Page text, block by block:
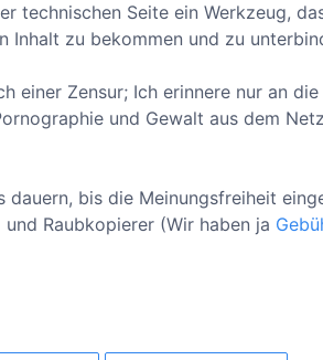
technischen Seite ein Werkzeug,
Inhalt zu bekommen und zu
einer Zensur; Ich erinnere nur an die
und Gewalt aus dem
bis die Meinungsfreiheit
und Raubkopierer (Wir haben ja